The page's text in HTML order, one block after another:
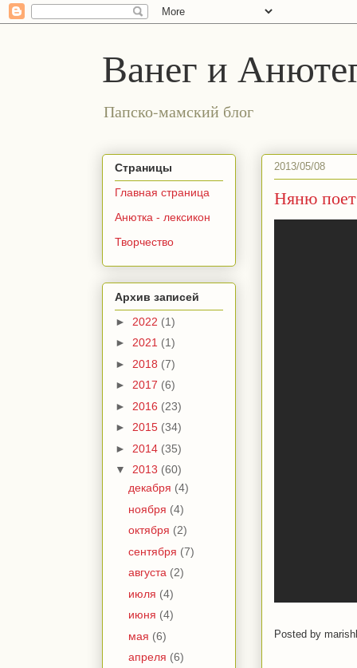
Ванег и
Папско-мамский блог
2013/05/08
Няню
Posted by
Страницы
Главная страница
Анютка - лексикон
Творчество
Архив записей
► 2022 (1)
► 2021 (1)
► 2018 (7)
► 2017 (6)
► 2016 (23)
► 2015 (34)
► 2014 (35)
▼ 2013 (60)
декабря (4)
ноября (4)
октября (2)
сентября (7)
августа (2)
июля (4)
июня (4)
мая (6)
апреля (6)